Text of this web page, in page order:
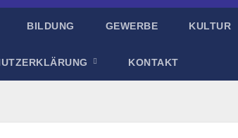
BILDUNG GEWERBE KULTUR
KONTAKT